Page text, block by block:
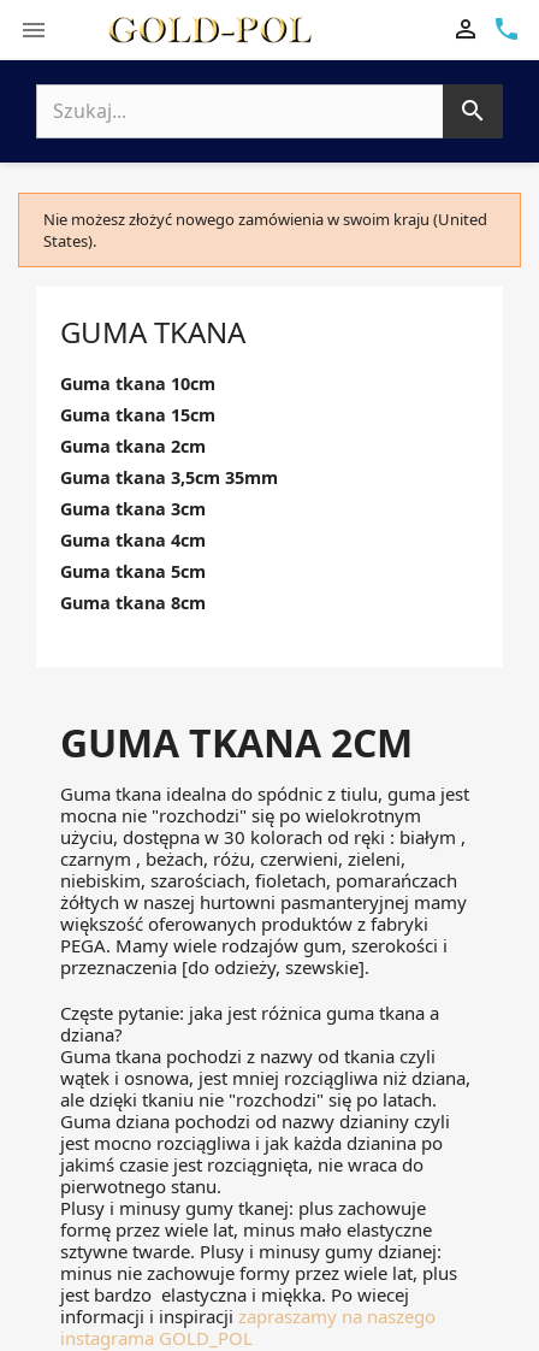
 phone


Nie możesz złożyć nowego zamówienia w swoim kraju (United
States).
GUMA TKANA
Guma tkana 10cm
Guma tkana 15cm
Guma tkana 2cm
Guma tkana 3,5cm 35mm
Guma tkana 3cm
Guma tkana 4cm
Guma tkana 5cm
Guma tkana 8cm
GUMA TKANA 2CM
Guma tkana idealna do spódnic z tiulu, guma jest
mocna nie "rozchodzi" się po wielokrotnym
użyciu, dostępna w 30 kolorach od ręki : białym ,
czarnym , beżach, różu, czerwieni, zieleni,
niebiskim, szarościach, fioletach, pomarańczach
żółtych w naszej hurtowni pasmanteryjnej mamy
większość oferowanych produktów z fabryki
PEGA. Mamy wiele rodzajów gum, szerokości i
przeznaczenia [do odzieży, szewskie].
Częste pytanie: jaka jest różnica guma tkana a
dziana?
Guma tkana pochodzi z nazwy od tkania czyli
wątek i osnowa, jest mniej rozciągliwa niż dziana,
ale dzięki tkaniu nie "rozchodzi" się po latach.
Guma dziana pochodzi od nazwy dzianiny czyli
jest mocno rozciągliwa i jak każda dzianina po
jakimś czasie jest rozciągnięta, nie wraca do
pierwotnego stanu.
Plusy i minusy gumy tkanej: plus zachowuje
formę przez wiele lat, minus mało elastyczne
sztywne twarde. Plusy i minusy gumy dzianej:
minus nie zachowuje formy przez wiele lat, plus
jest bardzo elastyczna i miękka. Po wiecej
informacji i inspiracji zapraszamy na naszego
instagrama GOLD_POL